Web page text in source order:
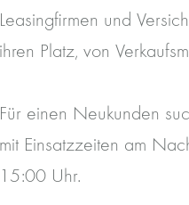
Leasingfirmen und
ihren Platz, von
Für einen Neukunden
mit Einsatzzeiten am
15:00 Uhr.